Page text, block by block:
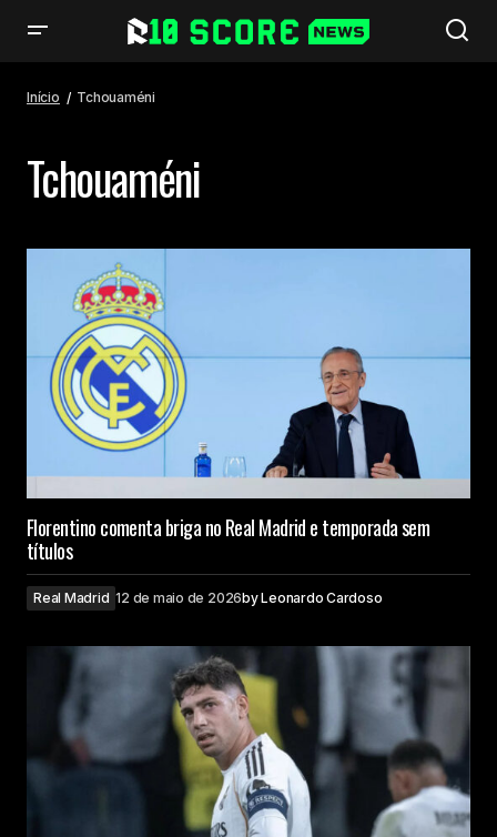
Início Tchouaméni
Tchouaméni
Florentino comenta briga no Real Madrid e temporada sem
títulos
Real Madrid 12 de maio de 2026byLeonardo Cardoso